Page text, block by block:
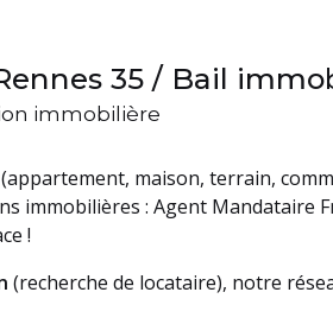
35 / Bail
immobilière
maison, terrain,
immobilières : Agent Mandataire
!
(recherche de locataire), notre